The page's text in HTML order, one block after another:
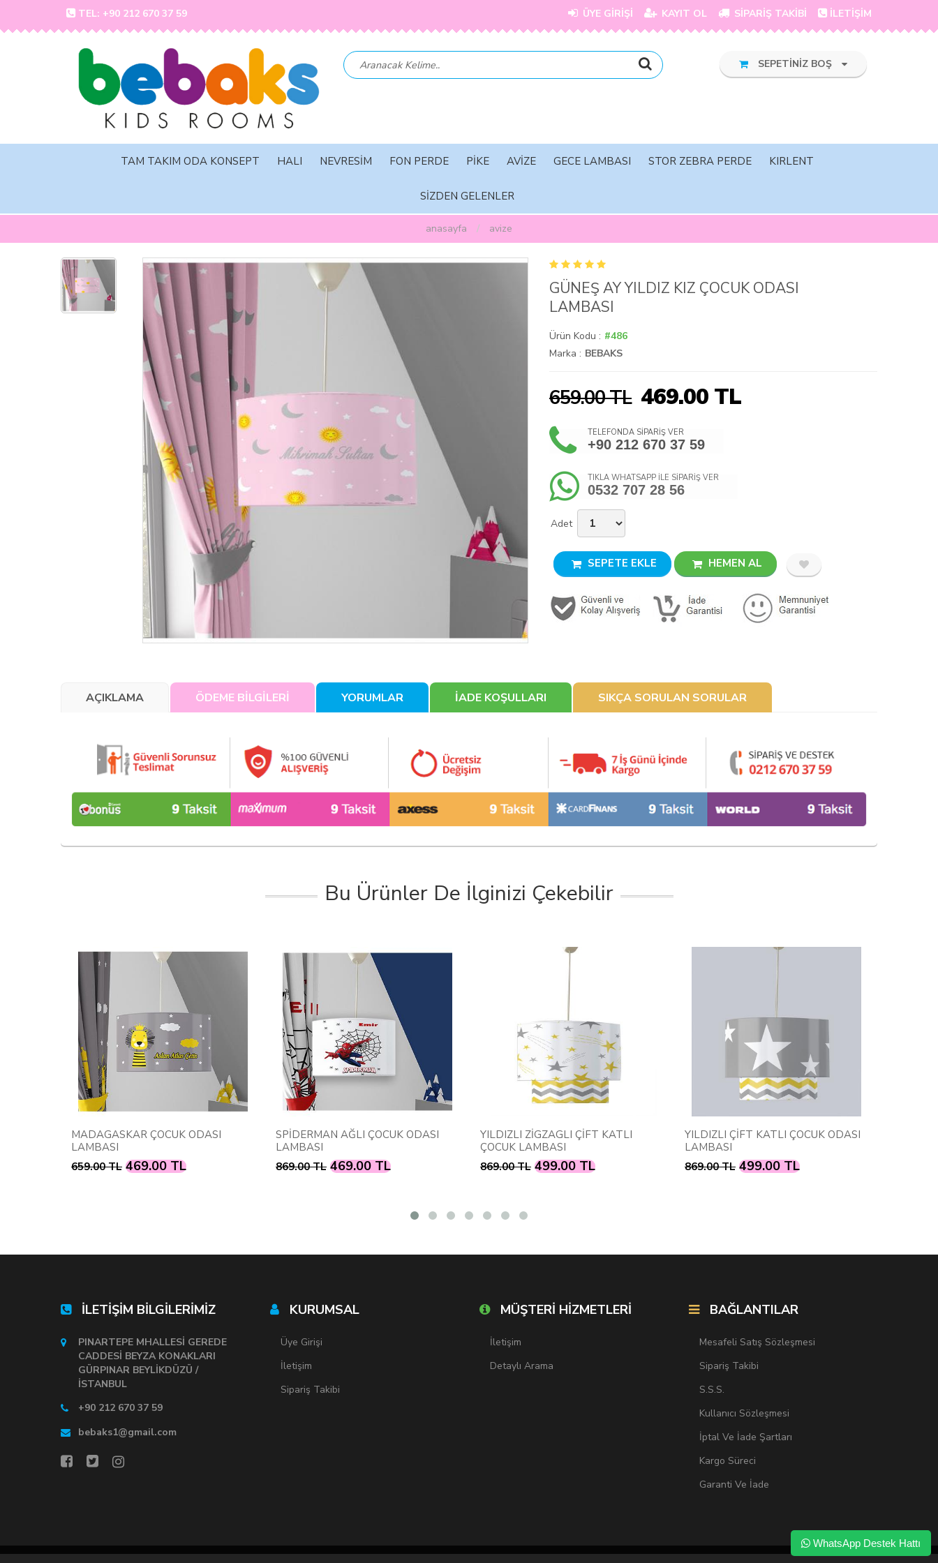
TEL: +90 212 670 37 59 ÜYE GİRİŞİ KAYIT OL SİPARİŞ TAKİBİ İLETİŞİM
SEPETİNİZ BOŞ
TAM TAKIM ODA KONSEPT HALI NEVRESİM FON PERDE PİKE AVİZE GECE LAMBASI STOR ZEBRA PERDE KIRLENT
SİZDEN GELENLER
anasayfa avi̇ze
GÜNEŞ AY YILDIZ KIZ ÇOCUK ODASI
LAMBASI
Ürün Kodu : #486
Marka : BEBAKS
659.00 TL 469.00 TL
TELEFONDA SİPARİŞ VER
+90 212 670 37 59
TIKLA WHATSAPP İLE SİPARİŞ VER
0532 707 28 56
Adet
SEPETE EKLE HEMEN AL
AÇIKLAMA ÖDEME BİLGİLERİ YORUMLAR İADE KOŞULLARI SIKÇA SORULAN SORULAR
Bu Ürünler De İlginizi Çekebilir
MADAGASKAR ÇOCUK ODASI
LAMBASI
659.00 TL 469.00 TL
SPİDERMAN AĞLI ÇOCUK ODASI
LAMBASI
869.00 TL 469.00 TL
YILDIZLI ZİGZAGLI ÇİFT KATLI
ÇOCUK LAMBASI
869.00 TL 499.00 TL
YILDIZLI ÇİFT KATLI ÇOCUK ODASI
LAMBASI
869.00 TL 499.00 TL
İLETİŞİM BİLGİLERİMİZ
PINARTEPE MHALLESİ GEREDE
CADDESİ BEYZA KONAKLARI
GÜRPINAR BEYLİKDÜZÜ /
İSTANBUL
+90 212 670 37 59
bebaks1@gmail.com
KURUMSAL
Üye Girişi
İletişim
Sipariş Takibi
MÜŞTERİ HİZMETLERİ
İletişim
Detaylı Arama
BAĞLANTILAR
Mesafeli Satış Sözleşmesi
Sipariş Takibi
S.S.S.
Kullanıcı Sözleşmesi
İptal Ve İade Şartları
Kargo Süreci
Garanti Ve İade
WhatsApp Destek Hattı